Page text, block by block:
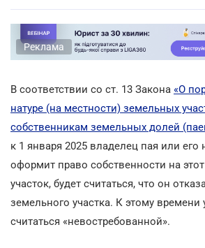
Реклама
В соответствии со ст. 13 Закона «О
натуре (на местности) земельных
собственникам земельных долей
к 1 января 2025 владелец пая или его
оформит право собственности на
участок, будет считаться, что он
земельного участка. К этому времени
считаться «невостребованной».